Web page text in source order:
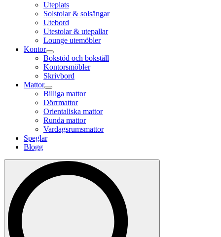
Uteplats
Solstolar & solsängar
Utebord
Utestolar & utepallar
Lounge utemöbler
Kontor
Bokstöd och bokställ
Kontorsmöbler
Skrivbord
Mattor
Billiga mattor
Dörrmattor
Orientaliska mattor
Runda mattor
Vardagsrumsmattor
Speglar
Blogg